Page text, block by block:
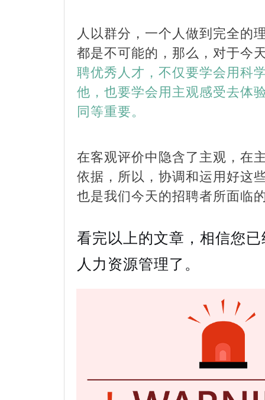
人以群分，一个人做到完全的
都是不可能的，那么，对于今
聘优秀人才，不仅要学会用科
他，也要学会用主观感受去体
同等重要。
在客观评价中隐含了主观，在
依据，所以，协调和运用好这
也是我们今天的招聘者所面临
看完以上的文章，相信您
人力资源管理了。